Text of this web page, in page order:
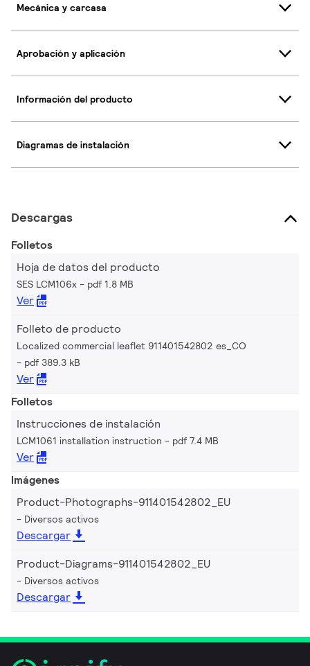
Mecánica y carcasa
Aprobación y aplicación
Información del producto
Diagramas de instalación
Descargas
Folletos
Hoja de datos del producto
SES LCM106x pdf 1.8 MB
Ver
Folleto de producto
Localized commercial leaflet 911401542802 es_CO
pdf 389.3 kB
Ver
Folletos
Instrucciones de instalación
LCM1061 installation instruction pdf 7.4 MB
Ver
Imágenes
Product-Photographs-911401542802_EU
Diversos activos
Descargar
Product-Diagrams-911401542802_EU
Diversos activos
Descargar